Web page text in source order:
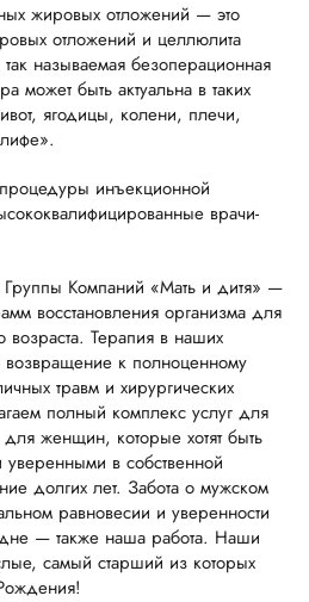
жировых отложений — это
отложений и целлюлита
называемая безоперационная
может быть актуальна в таких
ягодицы, колени, плечи,
инъекционной
врачи-
Группы Компаний «Мать и дитя» —
восстановления организма для
Терапия в наших
возвращение к полноценному
травм и хирургических
полный комплекс услуг для
женщин, которые хотят быть
в собственной
долгих лет. Забота о мужском
равновесии и уверенности
— также наша работа. Наши
самый старший из которых